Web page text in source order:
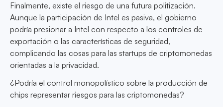
Finalmente, existe el riesgo de una futura politización.
Aunque la participación de Intel es pasiva, el gobierno
podría presionar a Intel con respecto a los controles de
exportación o las características de seguridad,
complicando las cosas para las startups de criptomonedas
orientadas a la privacidad.
¿Podría el control monopolístico sobre la producción de
chips representar riesgos para las criptomonedas?